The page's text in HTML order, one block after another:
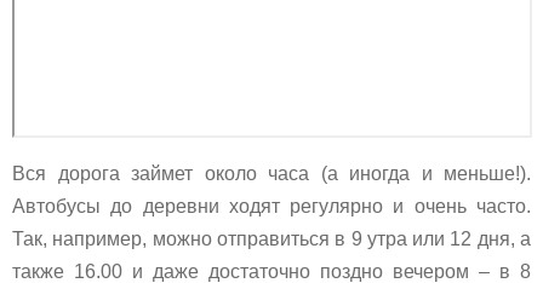
Вся дорога займет около часа (а иногда и меньше!).
Автобусы до деревни ходят регулярно и очень часто.
Так, например, можно отправиться в 9 утра или 12 дня, а
также 16.00 и даже достаточно поздно вечером – в 8